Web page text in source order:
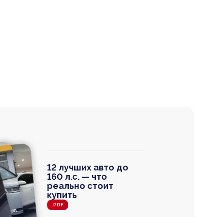
12 лучших авто до
160 л.с. — что
реально стоит
купить
.PDF